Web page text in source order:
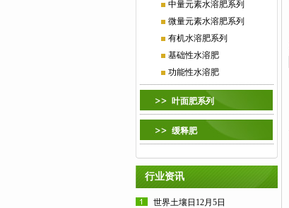
中量元素水溶肥系列
微量元素水溶肥系列
有机水溶肥系列
基础性水溶肥
功能性水溶肥
叶面肥系列
缓释肥
行业资讯
世界土壤日12月5日